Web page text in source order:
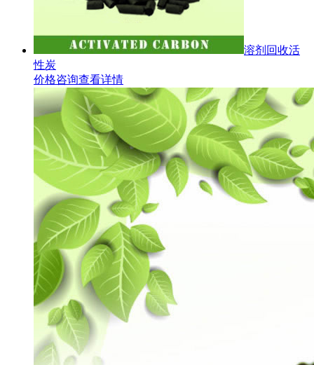
溶剂回收活
性炭
价格咨询查看详情